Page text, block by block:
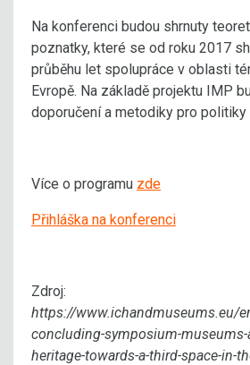
Na konferenci budou shrnuty
poznatky, které se od roku 2017
průběhu let spolupráce v oblasti
Evropě. Na základě projektu IMP
doporučení a metodiky pro politiky
Více o programu zde
Přihláška na konferenci
Zdroj:
https://www.ichandmuseums.eu/
concluding-symposium-
heritage-towards-a-third-space-in-